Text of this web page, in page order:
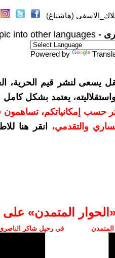
(هاشتاغ)
-
into other languages
Powered by
لنشر قيم الحرية،
يعتمد بشكل
سنويًا أو أكثر حسب إمكانياتكم،
والتقدمي،
انقر هنا
المتمدن» على
في رحيل شاكر